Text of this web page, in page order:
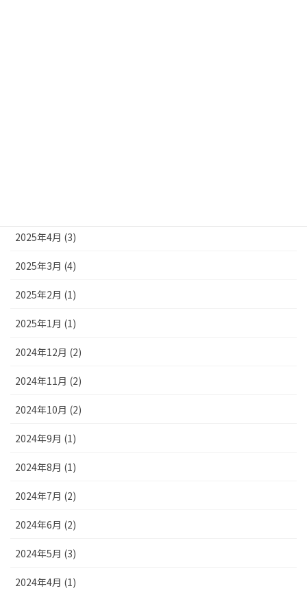
2025年4月 (3)
2025年3月 (4)
2025年2月 (1)
2025年1月 (1)
2024年12月 (2)
2024年11月 (2)
2024年10月 (2)
2024年9月 (1)
2024年8月 (1)
2024年7月 (2)
2024年6月 (2)
2024年5月 (3)
2024年4月 (1)